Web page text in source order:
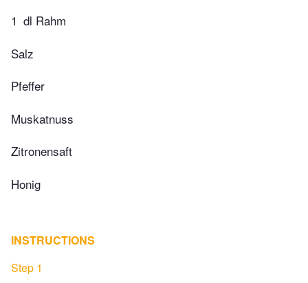
1 dl Rahm
Salz
Pfeffer
Muskatnuss
Zitronensaft
Honig
INSTRUCTIONS
Step 1